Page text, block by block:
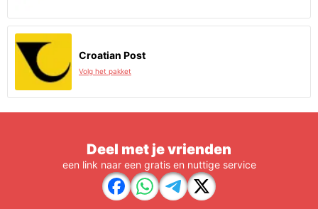
Croatian Post
Volg het pakket
Deel met je vrienden
een link naar een gratis en nuttige service